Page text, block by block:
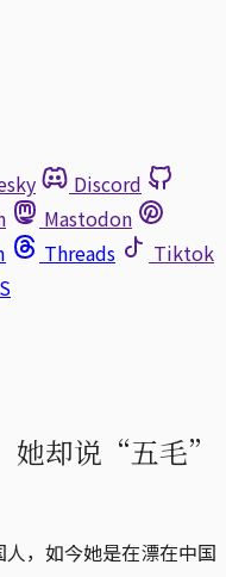
Discord
Mastodon
Threads
Tiktok
她却说“五毛”
，如今她是在漂在中国